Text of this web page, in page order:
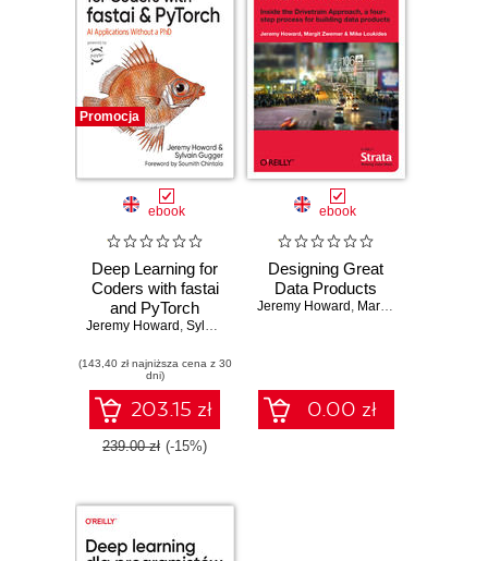
Promocja
ebook
Deep Learning for
Coders with fastai
and PyTorch
Jeremy Howard , Sylvain Gugger
(143,40 zł najniższa cena z 30
dni)
203.15 zł
239.00 zł (-15%)
ebook
Designing Great
Data Products
Jeremy Howard , Margit Zwemer
0.00 zł